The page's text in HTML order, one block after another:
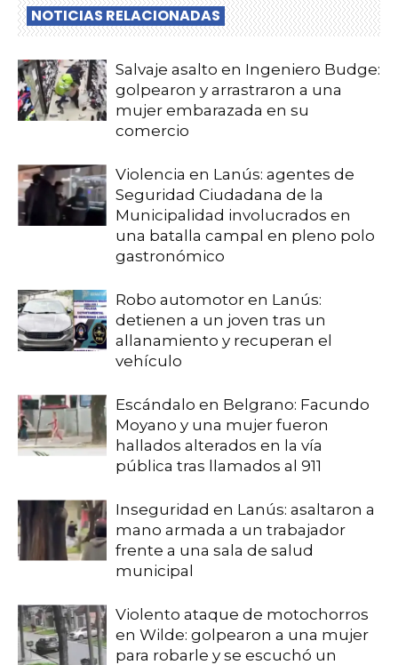
NOTICIAS RELACIONADAS
Salvaje asalto en Ingeniero Budge:
golpearon y arrastraron a una
mujer embarazada en su
comercio
Violencia en Lanús: agentes de
Seguridad Ciudadana de la
Municipalidad involucrados en
una batalla campal en pleno polo
gastronómico
Robo automotor en Lanús:
detienen a un joven tras un
allanamiento y recuperan el
vehículo
Escándalo en Belgrano: Facundo
Moyano y una mujer fueron
hallados alterados en la vía
pública tras llamados al 911
Inseguridad en Lanús: asaltaron a
mano armada a un trabajador
frente a una sala de salud
municipal
Violento ataque de motochorros
en Wilde: golpearon a una mujer
para robarle y se escuchó un